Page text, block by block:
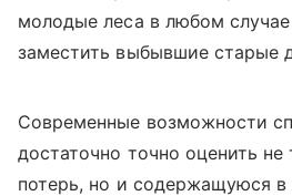
молодые леса в любом
заместить выбывшие старые
Современные возможности
достаточно точно оценить
потерь, но и содержащуюся в